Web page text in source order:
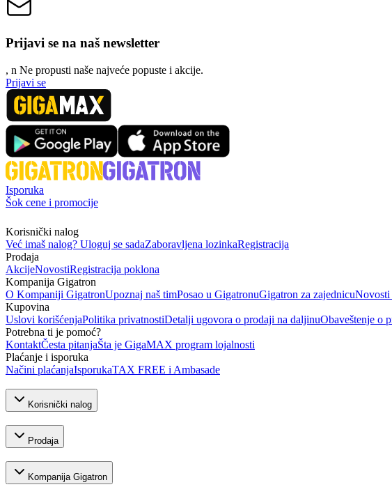
Prijavi se na naš newsletter
, n Ne propusti naše najveće popuste i akcije.
Prijavi se
Isporuka
Šok cene i promocije
Korisnički nalog
Već imaš nalog? Uloguj se sadaZaboravljena lozinkaRegistracija
Prodaja
AkcijeNovostiRegistracija poklona
Kompanija Gigatron
O Kompaniji GigatronUpoznaj naš timPosao u GigatronuGigatron za zajednicuNovosti
Kupovina
Uslovi korišćenjaPolitika privatnostiDetalji ugovora o prodaji na daljinuObaveštenje o
Potrebna ti je pomoć?
KontaktČesta pitanjaŠta je GigaMAX program lojalnosti
Plaćanje i isporuka
Načini plaćanjaIsporukaTAX FREE i Ambasade
Korisnički nalog
Prodaja
Kompanija Gigatron